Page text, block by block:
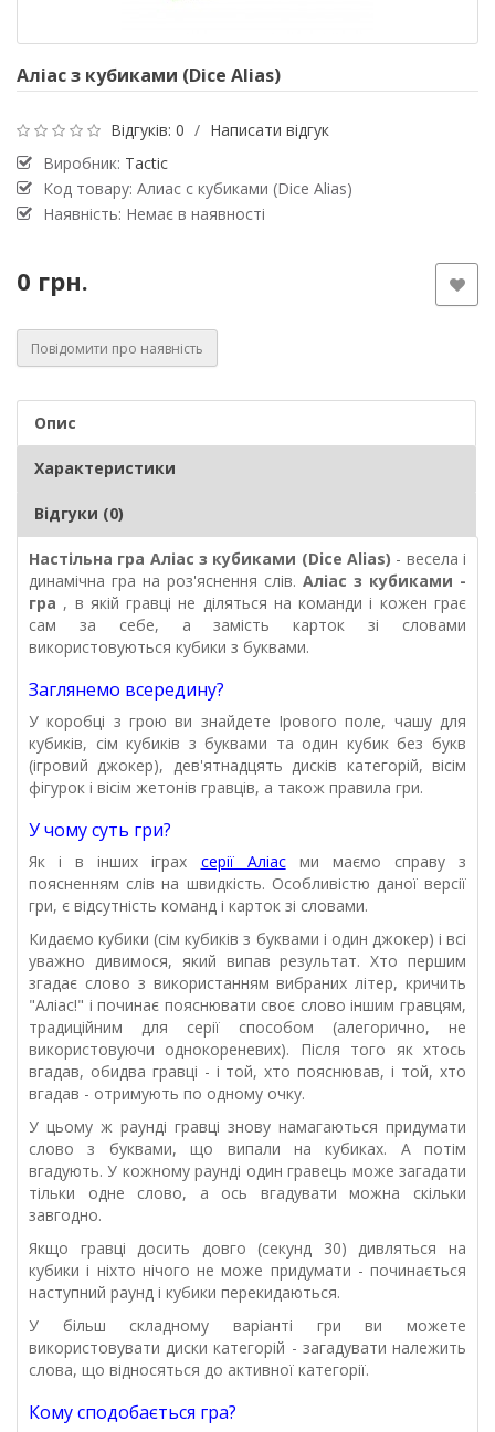
Аліас з кубиками (Dice Alias)
Відгуків: 0 / Написати відгук
Виробник: Tactic
Код товару: Алиас с кубиками (Dice Alias)
Наявність: Немає в наявності
0 грн.
Повідомити про наявність
Опис
Характеристики
Відгуки (0)
Настільна гра Аліас з кубиками (Dice Alias) - весела і
динамічна гра на роз'яснення слів. Аліас з кубиками -
гра , в якій гравці не діляться на команди і кожен грає
сам за себе, а замість карток зі словами
використовуються кубики з буквами.
Заглянемо всередину?
У коробці з грою ви знайдете Ірового поле, чашу для
кубиків, сім кубиків з буквами та один кубик без букв
(ігровий джокер), дев'ятнадцять дисків категорій, вісім
фігурок і вісім жетонів гравців, а також правила гри.
У чому суть гри?
Як і в інших іграх серії Аліасми маємо справу з
поясненням слів на швидкість. Особливістю даної версії
гри, є відсутність команд і карток зі словами.
Кидаємо кубики (сім кубиків з буквами і один джокер) і всі
уважно дивимося, який випав результат. Хто першим
згадає слово з використанням вибраних літер, кричить
"Аліас!" і починає пояснювати своє слово іншим гравцям,
традиційним для серії способом (алегорично, не
використовуючи однокореневих). Після того як хтось
вгадав, обидва гравці - і той, хто пояснював, і той, хто
вгадав - отримують по одному очку.
У цьому ж раунді гравці знову намагаються придумати
слово з буквами, що випали на кубиках. А потім
вгадують. У кожному раунді один гравець може загадати
тільки одне слово, а ось вгадувати можна скільки
завгодно.
Якщо гравці досить довго (секунд 30) дивляться на
кубики і ніхто нічого не може придумати - починається
наступний раунд і кубики перекидаються.
У більш складному варіанті гри ви можете
використовувати диски категорій - загадувати належить
слова, що відносяться до активної категорії.
Кому сподобається гра?